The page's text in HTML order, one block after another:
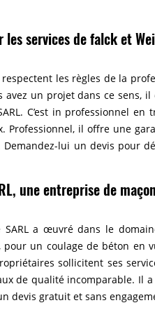
services de falck et
les règles de la
un projet dans ce sens,
C’est in professionnel en
Professionnel, il offre une
lui un devis pour
une entreprise de
a œuvré dans le
un coulage de béton en
sollicitent ses
de qualité incomparable. Il
devis gratuit et sans